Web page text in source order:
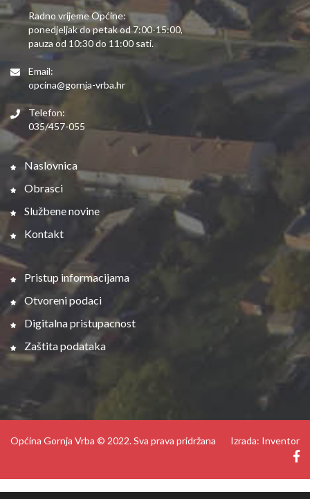
Radno vrijeme Općine:
ponedjeljak do petak od 7:00-15:00,
pauza od 10:30 do 11:00 sati.
Email:
opcina@gornja-vrba.hr
Telefon:
035/457-055
Naslovnica
Obrasci
Službene novine
Kontakt
Pristup informacijama
Otvoreni podaci
Digitalna pristupacnost
Zaštita podataka
Općina Gornja Vrba © 2022. Sva prava pridržana Izrada: Inventor